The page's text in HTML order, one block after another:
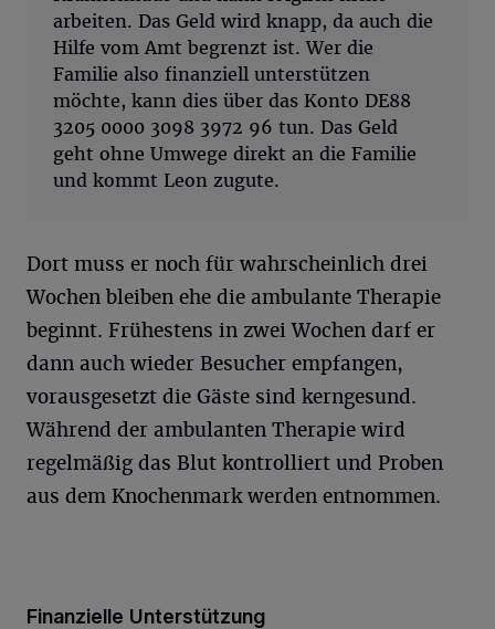
arbeiten. Das Geld wird knapp, da auch die
Hilfe vom Amt begrenzt ist. Wer die
Familie also finanziell unterstützen
möchte, kann dies über das Konto DE88
3205 0000 3098 3972 96 tun. Das Geld
geht ohne Umwege direkt an die Familie
und kommt Leon zugute.
Dort muss er noch für wahrscheinlich drei
Wochen bleiben ehe die ambulante Therapie
beginnt. Frühestens in zwei Wochen darf er
dann auch wieder Besucher empfangen,
vorausgesetzt die Gäste sind kerngesund.
Während der ambulanten Therapie wird
regelmäßig das Blut kontrolliert und Proben
aus dem Knochenmark werden entnommen.
Finanzielle Unterstützung